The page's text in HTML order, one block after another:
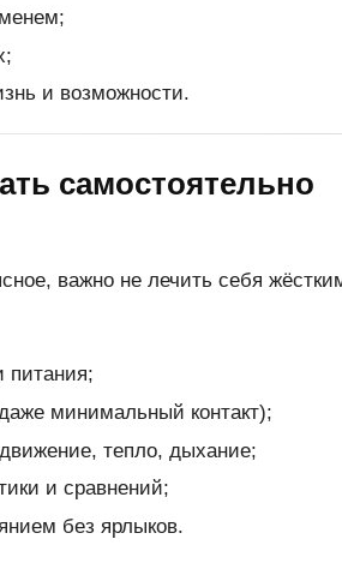
и возможности.
самостоятельно
важно не лечить себя
питания;
минимальный контакт);
тепло, дыхание;
и сравнений;
без ярлыков.